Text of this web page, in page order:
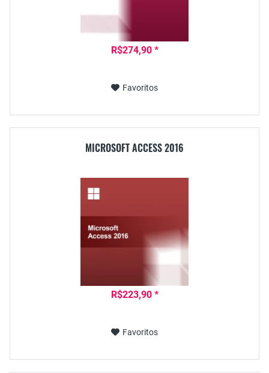
R$274,90 *
Favoritos
MICROSOFT ACCESS 2016
R$223,90 *
Favoritos